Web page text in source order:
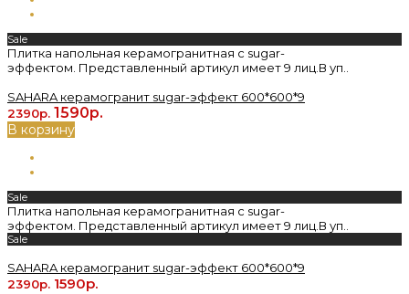
Sale
Плитка напольная керамогранитная с sugar-
эффектом. Представленный артикул имеет 9 лиц.В уп..
SAHARA керамогранит sugar-эффект 600*600*9
2390р. 1590р.
В корзину
Sale
Плитка напольная керамогранитная с sugar-
эффектом. Представленный артикул имеет 9 лиц.В уп..
Sale
SAHARA керамогранит sugar-эффект 600*600*9
2390р. 1590р.